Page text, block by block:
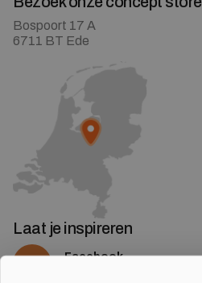
Bospoort 17 A
6711 BT Ede
Laat je inspireren
Facebook